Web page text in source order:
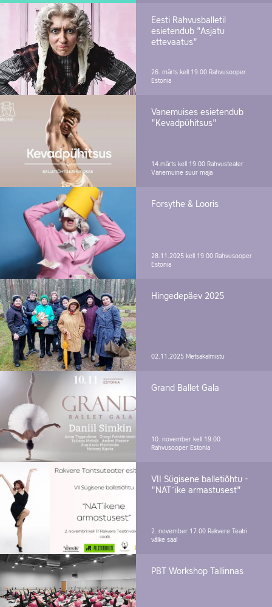
Eesti Rahvusballetil
esietendub "Asjatu
ettevaatus"
26. märts kell 19.00 Rahvusooper
Estonia
Vanemuises esietendub
"Kevadpühitsus"
14.märts kell 19.00 Rahvusteater
Vanemuine suur maja
Forsythe & Looris
28.11.2025 kell 19.00 Rahvusooper
Estonia
Hingedepäev 2025
02.11.2025 Metsakalmistu
Grand Ballet Gala
10. november kell 19.00
Rahvusooper Estonia
VII Sügisene balletiõhtu -
"NAT´ike armastusest"
2. november 17.00 Rakvere Teatri
väike saal
PBT Workshop Tallinnas